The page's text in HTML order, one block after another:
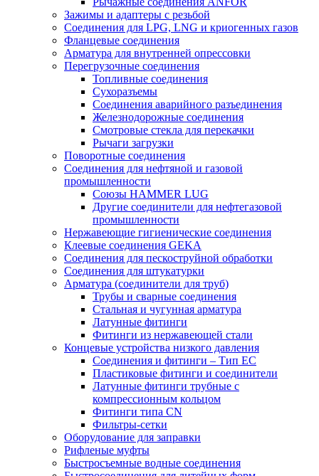
Зажимы и адаптеры с резьбой
Соединения для LPG, LNG и криогенных газов
Фланцевые соединения
Арматура для внутренней опрессовки
Перегрузочные соединения
Топливные соединения
Сухоразъемы
Соединения аварийного разъединения
Железнодорожные соединения
Смотровые стекла для перекачки
Рычаги загрузки
Поворотные соединения
Соединения для нефтяной и газовой
промышленности
Союзы HAMMER LUG
Другие соединители для нефтегазовой
промышленности
Нержавеющие гигиенические соединения
Клеевые соединения GEKA
Соединения для пескоструйной обработки
Cоединения для штукатурки
Арматура (соединители для труб)
Трубы и сварные соединения
Стальная и чугунная арматура
Латунные фитинги
Фитинги из нержавеющей стали
Концевые устройства низкого давления
Соединения и фитинги – Тип EC
Пластиковые фитинги и соединители
Латунные фитинги трубные с
компрессионным кольцом
Фитинги типа CN
Фильтры-сетки
Оборудование для заправки
Рифленые муфты
Быстросъемные водные соединения